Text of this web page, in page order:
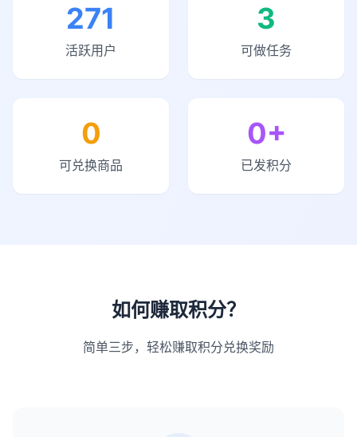
271
活跃用户
3
可做任务
0
可兑换商品
0+
已发积分
如何赚取积分？
简单三步，轻松赚取积分兑换奖励